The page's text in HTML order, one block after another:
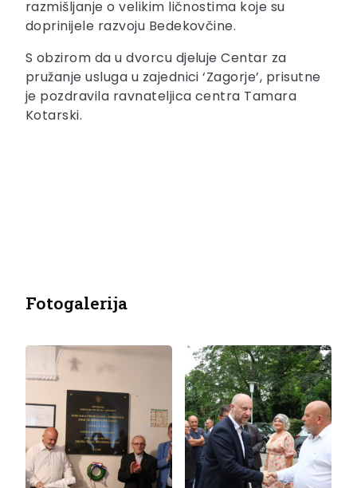
razmišljanje o velikim ličnostima koje su
doprinijele razvoju Bedekovčine.
S obzirom da u dvorcu djeluje Centar za
pružanje usluga u zajednici ‘Zagorje’, prisutne
je pozdravila ravnateljica centra Tamara
Kotarski.
Fotogalerija